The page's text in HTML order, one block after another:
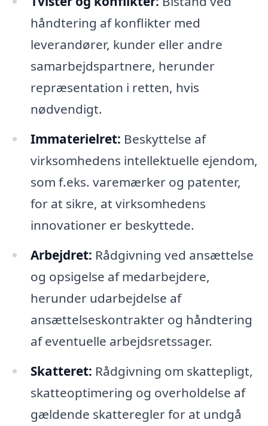
håndtering af konflikter med
leverandører, kunder eller andre
samarbejdspartnere, herunder
repræsentation i retten, hvis
nødvendigt.
Immaterielret: Beskyttelse af
virksomhedens intellektuelle ejendom,
som f.eks. varemærker og patenter,
for at sikre, at virksomhedens
innovationer er beskyttede.
Arbejdret: Rådgivning ved ansættelse
og opsigelse af medarbejdere,
herunder udarbejdelse af
ansættelseskontrakter og håndtering
af eventuelle arbejdsretssager.
Skatteret: Rådgivning om skattepligt,
skatteoptimering og overholdelse af
gældende skatteregler for at undgå